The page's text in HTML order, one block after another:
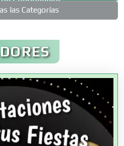
Empresas
las Categorías